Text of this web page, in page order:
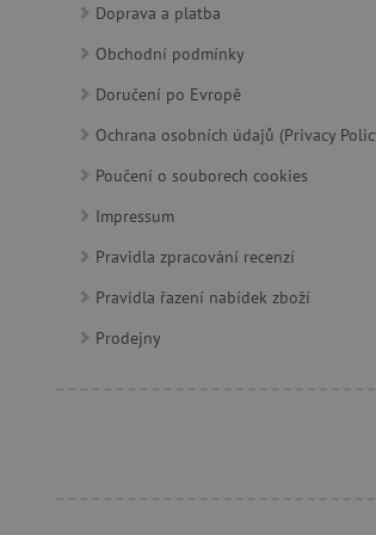
Doprava a platba
Obchodní podmínky
Doručení po Evropě
Ochrana osobních údajů (Privacy
Poučení o souborech cookies
Impressum
Pravidla zpracování recenzí
Pravidla řazení nabídek zboží
Prodejny